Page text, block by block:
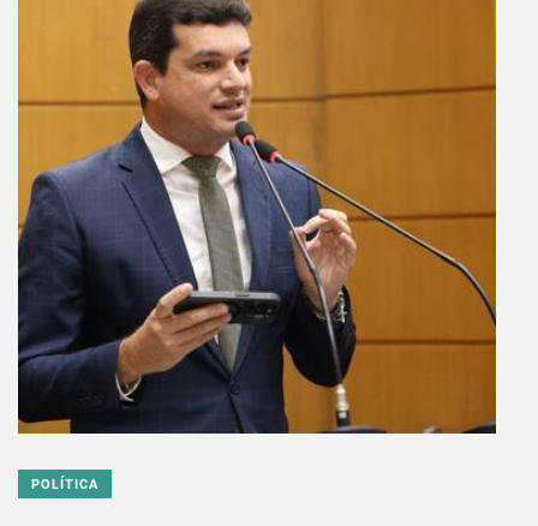
POLÍTICA